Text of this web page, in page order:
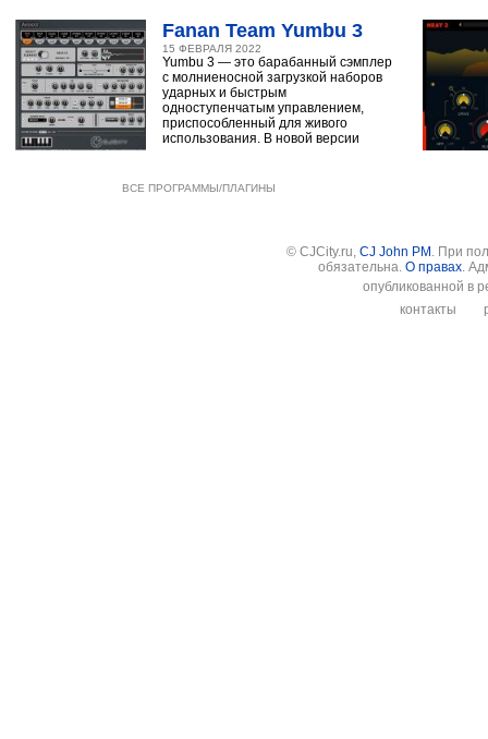
Fanan Team Yumbu 3
15 ФЕВРАЛЯ 2022
Yumbu 3 — это барабанный сэмплер
с молниеносной загрузкой наборов
ударных и быстрым
одноступенчатым управлением,
приспособленный для живого
использования. В новой версии
ВСЕ ПРОГРАММЫ/ПЛАГИНЫ
© CJCity.ru, CJ John PM . При
обязательна. О правах.
опубликованной в
контакты